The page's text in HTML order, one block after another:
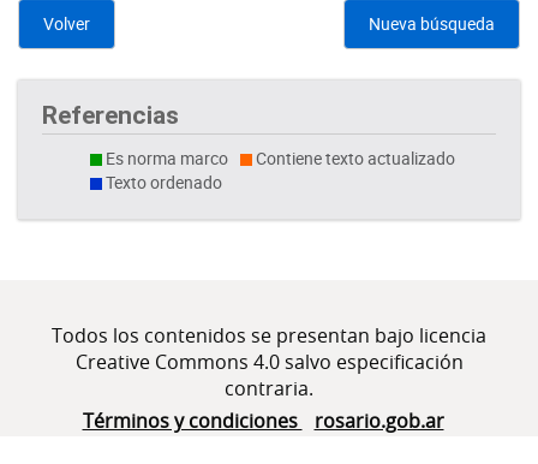
Volver Nueva búsqueda
Referencias
Es norma marco
Contiene texto actualizado
Texto ordenado